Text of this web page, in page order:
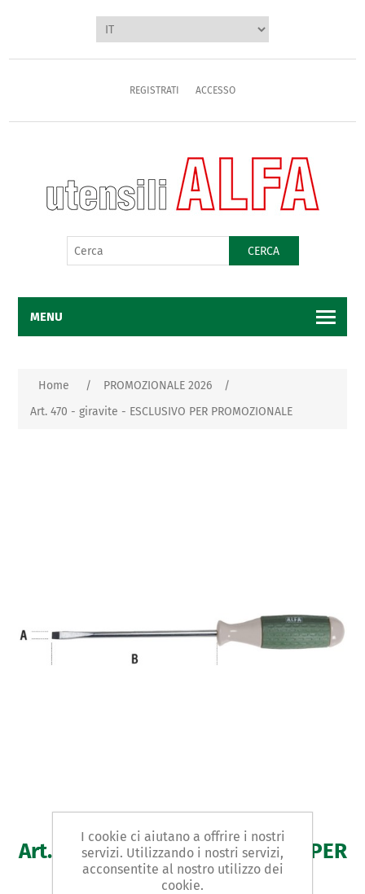
REGISTRATI ACCESSO
CERCA
MENU
Home / PROMOZIONALE 2026
/
Art. 470 - giravite - ESCLUSIVO PER PROMOZIONALE
Art. 470 - giravite - ESCLUSIVO PER
PROMOZIONALE
I cookie ci aiutano a offrire i nostri
servizi. Utilizzando i nostri servizi,
acconsentite al nostro utilizzo dei
cookie.